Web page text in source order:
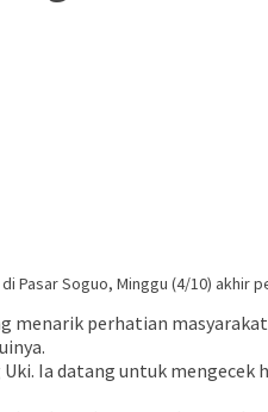
Pasar Soguo, Minggu (4/10) akhir
menarik perhatian
Ia datang untuk